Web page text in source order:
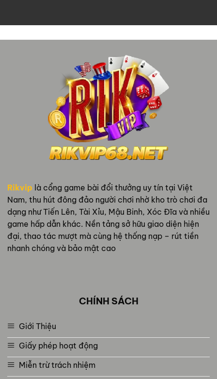
Rikvip là cổng game bài đổi thưởng uy tín tại Việt
Nam, thu hút đông đảo người chơi nhờ kho trò chơi đa
dạng như Tiến Lên, Tài Xỉu, Mậu Binh, Xóc Đĩa và nhiều
game hấp dẫn khác. Nền tảng sở hữu giao diện hiện
đại, thao tác mượt mà cùng hệ thống nạp – rút tiền
nhanh chóng và bảo mật cao
CHÍNH SÁCH
Giới Thiệu
Giấy phép hoạt động
Miễn trừ trách nhiệm